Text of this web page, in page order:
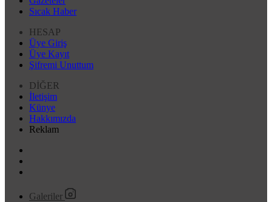
Sıcak Haber
HESAP
Üye Giriş
Üye Kayıt
Şifremi Unuttum
DİĞER
İletişim
Künye
Hakkımızda
Reklam
Galeriler